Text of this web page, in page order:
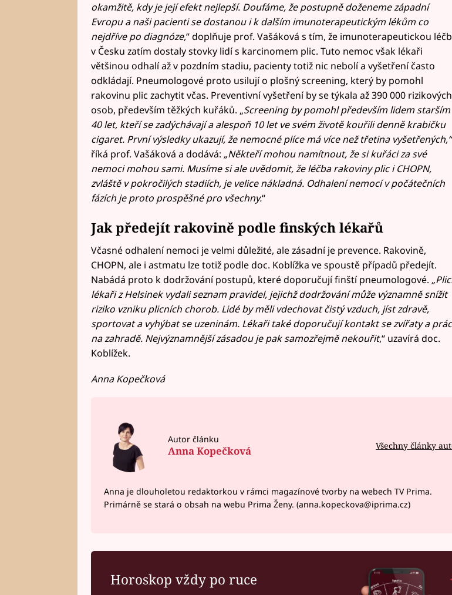
okamžitě, kdy je její efekt nejlepší. Doufáme, že postupně doženeme západní
Evropu a naši pacienti se dostanou i k dalším imunoterapeutickým lékům co
nejdříve po diagnóze,“ doplňuje prof. Vašáková s tím, že imunoterapeutickou
v Česku zatím dostaly stovky lidí s karcinomem plic. Tuto nemoc však lékaři
většinou odhalí až v pozdním stadiu, pacienty totiž nic nebolí a vyšetření často
odkládají. Pneumologové proto usilují o plošný screening, který by pomohl
rakovinu plic zachytit včas. Preventivní vyšetření by se týkala až 390 000 rizikových
osob, především těžkých kuřáků. „Screening by pomohl především lidem starším
40 let, kteří se zadýchávají a alespoň 10 let ve svém životě kouřili denně krabičku
cigaret. První výsledky ukazují, že nemocné plíce má více než třetina vyšetřených,“
říká prof. Vašáková a dodává: „Někteří mohou namítnout, že si kuřáci za své
nemoci mohou sami. Musíme si ale uvědomit, že léčba rakoviny plic i CHOPN,
zvláště v pokročilých stadiích, je velice nákladná. Odhalení nemocí v počátečních
fázích je proto prospěšné pro všechny.“
Jak předejít rakovině podle finských lékařů
Včasné odhalení nemoci je velmi důležité, ale zásadní je prevence. Rakovině,
CHOPN, ale i astmatu lze totiž podle doc. Koblížka ve spoustě případů předejít.
Nabádá proto k dodržování postupů, které doporučují finští pneumologové.
lékaři z Helsinek vydali seznam pravidel, jejichž dodržování může významně snížit
riziko vzniku plicních chorob. Lidé by měli vdechovat čistý vzduch, jíst zdravě,
sportovat a vyhýbat se uzeninám. Lékaři také doporučují kontakt se zvířaty a
na zahradě. Nejvýznamnější zásadou je pak samozřejmě nekouřit,“ uzavírá doc.
Koblížek.
Anna Kopečková
Autor článku
Anna Kopečková Všechny články
Anna je dlouholetou redaktorkou v rámci magazínové tvorby na webech TV Prima.
Primárně se stará o obsah na webu Prima Ženy. (anna.kopeckova@iprima.cz)
Horoskop vždy po ruce